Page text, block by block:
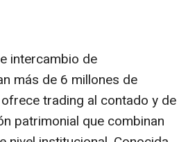
intercambio de
más de 6 millones de
trading al contado y de
patrimonial que combinan